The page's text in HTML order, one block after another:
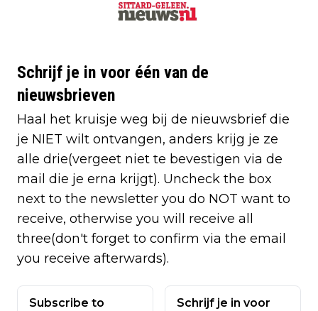
Schrijf je in voor één van de
nieuwsbrieven
Haal het kruisje weg bij de nieuwsbrief die
je NIET wilt ontvangen, anders krijg je ze
alle drie(vergeet niet te bevestigen via de
mail die je erna krijgt). Uncheck the box
next to the newsletter you do NOT want to
receive, otherwise you will receive all
three(don't forget to confirm via the email
you receive afterwards).
Subscribe to
Schrijf je in voor